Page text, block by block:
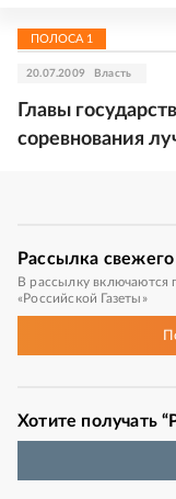
ПОЛОСА 1
20.07.2009 Власть
Главы
соревнования
Рассылка
В рассылку включаются
«Российской Газеты»
Хотите получать